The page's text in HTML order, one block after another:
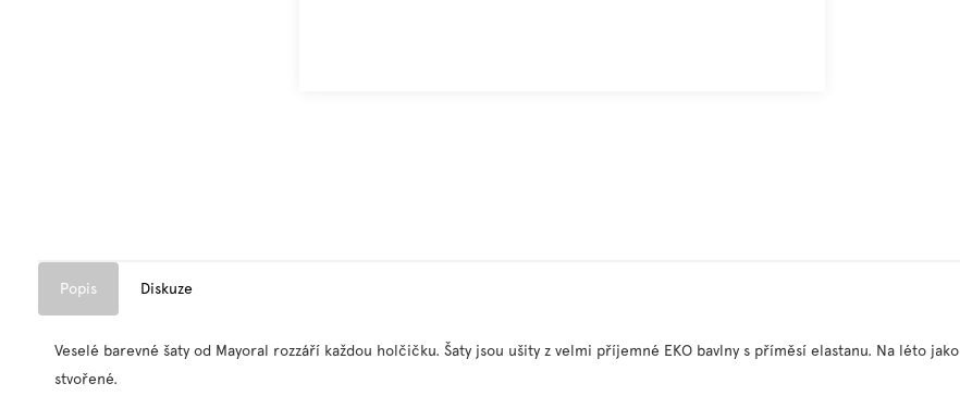
Popis Diskuze
Veselé barevné šaty od Mayoral rozzáří každou holčičku. Šaty jsou ušity z velmi příjemné EKO bavlny s příměsí elastanu. Na léto jako
stvořené.